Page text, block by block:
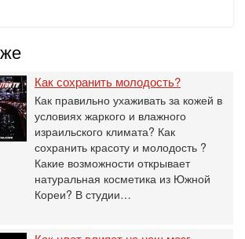
Как сохранить молодость?
Как правильно ухаживать за кожей в
условиях жаркого и влажного
израильского климата? Как
сохранить красоту и молодость ?
Какие возможности открывает
натуральная косметика из Южной
Кореи? В студии…